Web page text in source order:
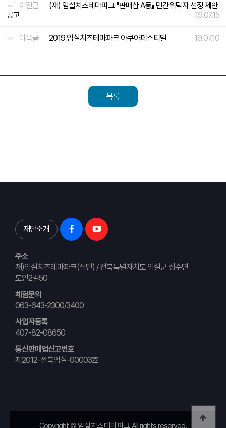
이전글
(재) 임실치즈테마파크 『판매샵 A동』 민간위탁자 선정 제안
공고
19.07.15
다음글 2019 임실치즈테마파크 아쿠아페스티벌 19.07.10
목록
재단소개
주소
재)임실치즈테마파크(심민) / 전북특별자치도 임실군 성수면
도인2길50
체험문의
063-643-2300/3400
사업자등록
407-82-08650
통신판매업신고번호
제2012-전북임실-00003호
Copyright © 임실치즈테마파크 All rights reserved.